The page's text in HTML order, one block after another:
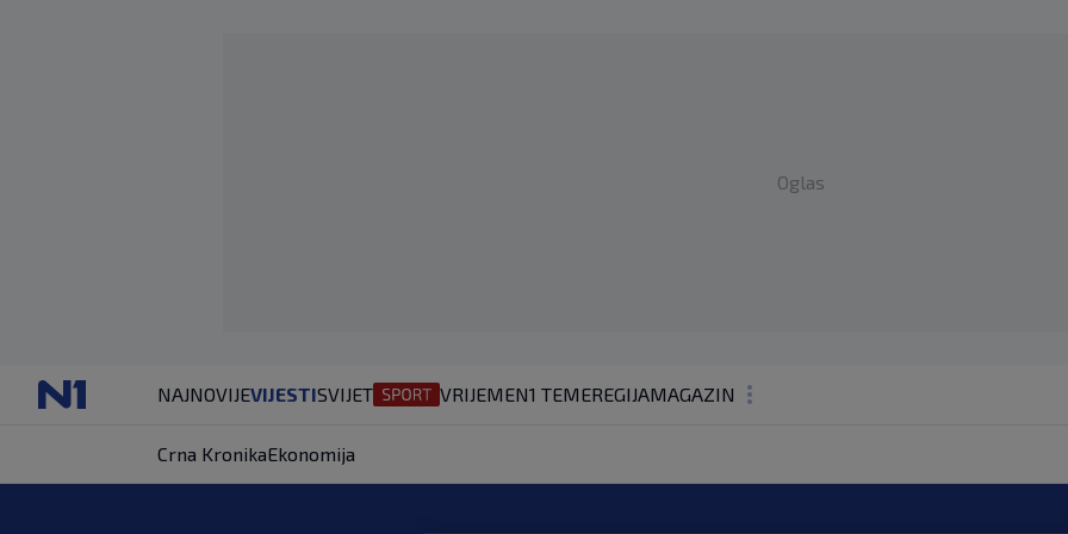
Oglas
NAJNOVIJEVIJESTISVIJET VRIJEMEN1 TEMEREGIJAMAGAZIN
KOLUMNE
Crna KronikaEkonomija